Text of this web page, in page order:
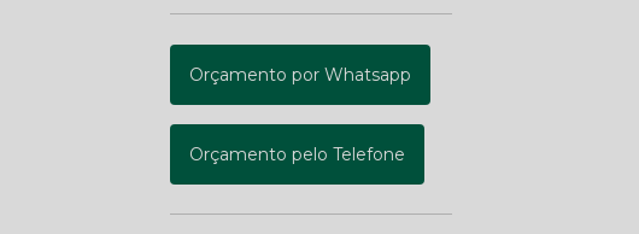
Orçamento por Whatsapp
Orçamento pelo Telefone